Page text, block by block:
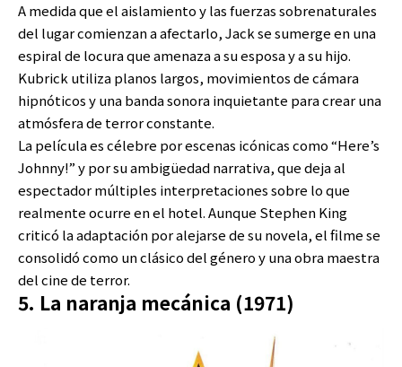
A medida que el aislamiento y las fuerzas sobrenaturales
del lugar comienzan a afectarlo, Jack se sumerge en una
espiral de locura que amenaza a su esposa y a su hijo.
Kubrick utiliza planos largos, movimientos de cámara
hipnóticos y una banda sonora inquietante para crear una
atmósfera de terror constante.
La película es célebre por escenas icónicas como “Here’s
Johnny!” y por su ambigüedad narrativa, que deja al
espectador múltiples interpretaciones sobre lo que
realmente ocurre en el hotel. Aunque Stephen King
criticó la adaptación por alejarse de su novela, el filme se
consolidó como un clásico del género y una obra maestra
del cine de terror.
5. La naranja mecánica (1971)